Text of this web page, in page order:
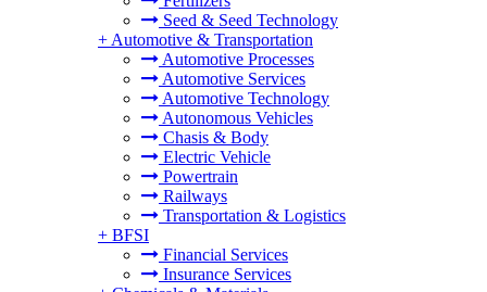
Seed & Seed Technology
+ Automotive & Transportation
Automotive Processes
Automotive Services
Automotive Technology
Autonomous Vehicles
Chasis & Body
Electric Vehicle
Powertrain
Railways
Transportation & Logistics
+ BFSI
Financial Services
Insurance Services